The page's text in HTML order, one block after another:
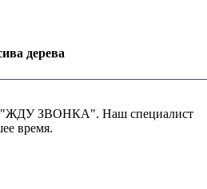
дерева
"ЖДУ ЗВОНКА". Наш специалист
время.